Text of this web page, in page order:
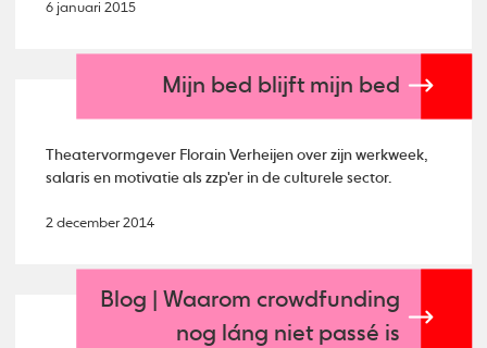
6 januari 2015
Mijn bed blijft mijn bed
Theatervormgever Florain Verheijen over zijn werkweek,
salaris en motivatie als zzp'er in de culturele sector.
2 december 2014
Blog | Waarom crowdfunding
nog láng niet passé is